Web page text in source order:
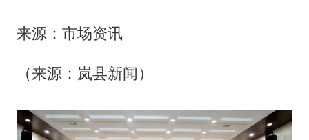
来源：市场资讯
（来源：岚县新闻）